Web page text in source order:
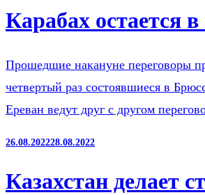
Карабах остается
Прошедшие накануне переговоры
четвертый раз состоявшиеся в
Ереван ведут друг с другом
26.08.202228.08.2022
Казахстан делает